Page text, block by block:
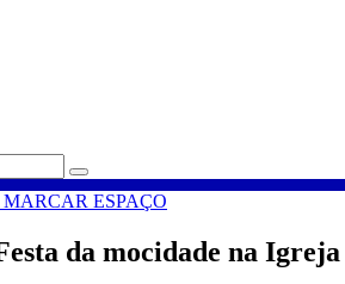
da mocidade na